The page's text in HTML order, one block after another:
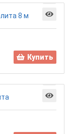
Купить